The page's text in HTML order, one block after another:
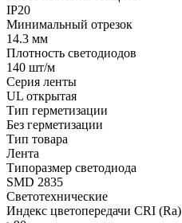
IP20
Минимальный отрезок
14.3 мм
Плотность светодиодов
140 шт/м
Серия ленты
UL открытая
Тип герметизации
Без герметизации
Тип товара
Лента
Типоразмер светодиода
SMD 2835
Светотехнические
Индекс цветопередачи CRI (Ra)